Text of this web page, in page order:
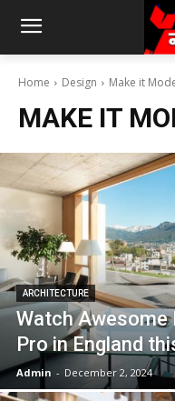
Home Design Make it
MAKE IT
ARCHITECTURE
Watch Awesome
Pro in England
Admin - December 2, 2024